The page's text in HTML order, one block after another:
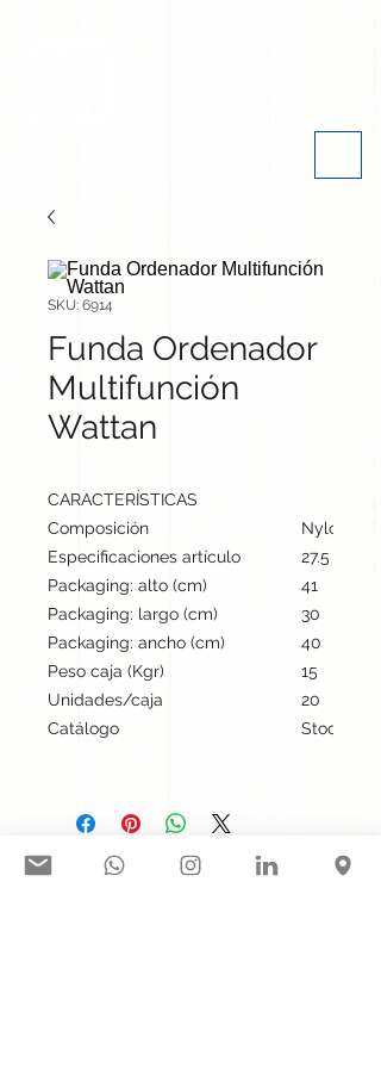
SKU: 6914
Funda Ordenador
Multifunción
Wattan
CARACTERÍSTICAS
Composición
Nylon
Especificaciones artículo
27.5 cm /
Packaging: alto (cm)
41
Packaging: largo (cm)
30
Packaging: ancho (cm)
40
Peso caja (Kgr)
15
Unidades/caja
20
Catálogo
Stock
Síguenos en nuestras redes